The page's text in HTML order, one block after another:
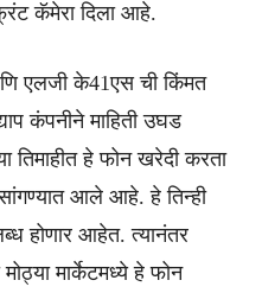
कॅमेरा दिला आहे.
एलजी के41एस ची किंमत
कंपनीने माहिती उघड
तिमाहीत हे फोन खरेदी करता
आले आहे. हे तिन्ही
होणार आहेत. त्यानंतर
मार्केटमध्ये हे फोन